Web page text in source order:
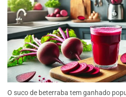
O suco de beterraba tem ganhado